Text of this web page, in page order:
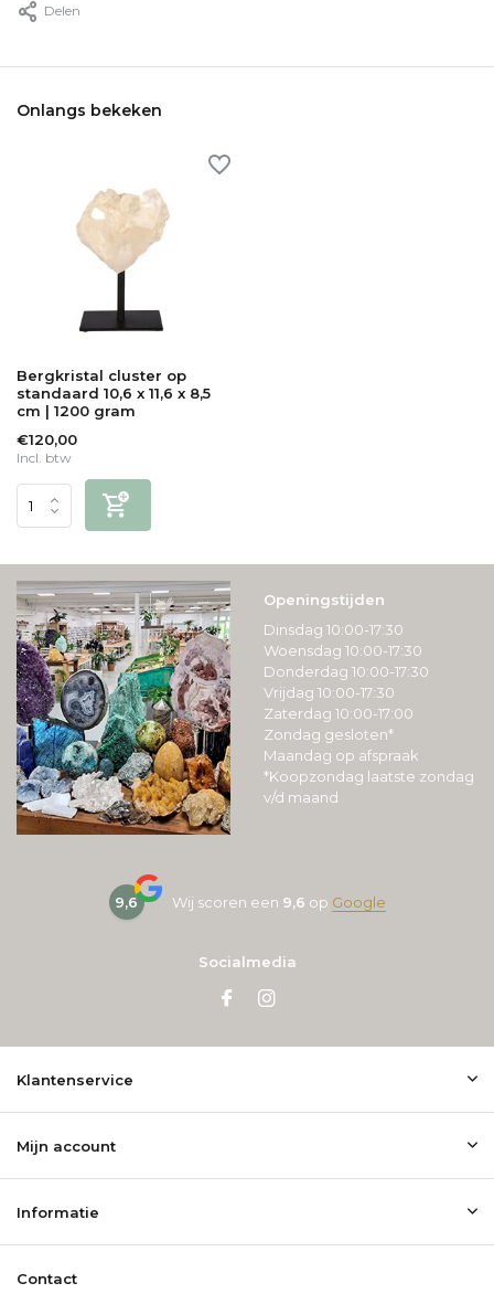
Delen
Onlangs bekeken
Bergkristal cluster op
standaard 10,6 x 11,6 x 8,5
cm | 1200 gram
€120,00
Incl. btw
Openingstijden
Dinsdag 10:00-17:30
Woensdag 10:00-17:30
Donderdag 10:00-17:30
Vrijdag 10:00-17:30
Zaterdag 10:00-17:00
Zondag gesloten*
Maandag op afspraak
*Koopzondag laatste zondag
v/d maand
9,6 Wij scoren een 9,6 op Google
Socialmedia
Klantenservice
Mijn account
Informatie
Contact